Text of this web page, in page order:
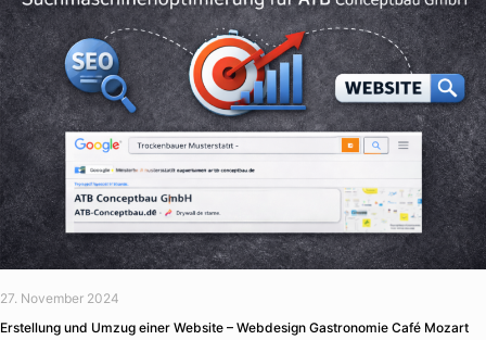
27. November 2024
Erstellung und Umzug einer Website – Webdesign Gastronomie Café Mozart